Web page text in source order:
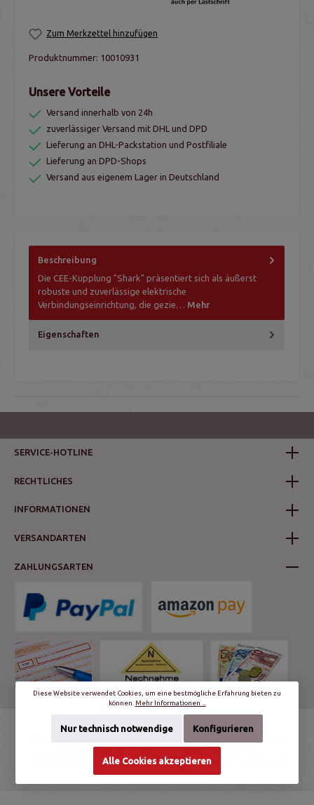
Zum Merkzettel hinzufügen
Produktnummer: 10010931
Unsere Vorteile
Versand innerhalb von 24h
zuverlässiger Versand mit DHL und DPD
Lieferung an DHL-Packstation und Postfiliale
Lieferung an DPD-Shops
Versand aus eigenem Lager in Deutschland
Beschreibung
Die CEE-Kupplung "Shark" präsentiert sich als äußerst
robuste und zuverlässige elektrische
Verbindungseinrichtung, die gezie… Mehr
Eigenschaften
SERVICE-HOTLINE
RECHTLICHES
INFORMATIONEN
VERSANDARTEN
ZAHLUNGSARTEN
Nachnahmegebühren, wenn nicht anders angegeben.
© schalter-und-steckdosen.de | World Trading Net GmbH & Co. KG - Alle
Diese Website verwendet Cookies, um eine bestmögliche Erfahrung bieten zu
können. Mehr Informationen ...
Nur technisch notwendige Konfigurieren
Alle Cookies akzeptieren